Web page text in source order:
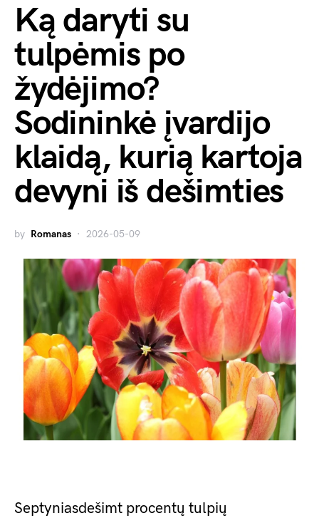
Ką daryti su
tulpėmis po
žydėjimo?
Sodininkė įvardijo
klaidą, kurią kartoja
devyni iš dešimties
by Romanas 2026-05-09
Septyniasdešimt procentų tulpių